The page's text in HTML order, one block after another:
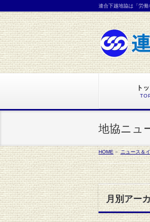
連合下越地協は「労働
ト
地協ニュ
HOME» ニュース＆
月別アー